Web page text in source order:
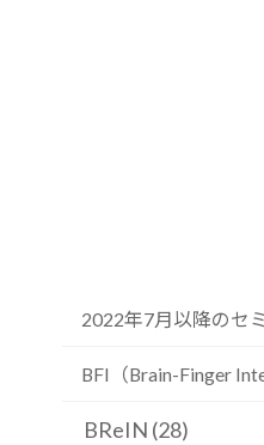
2022年7月以降のセ
BFI（Brain-Finger
BReIN (28)